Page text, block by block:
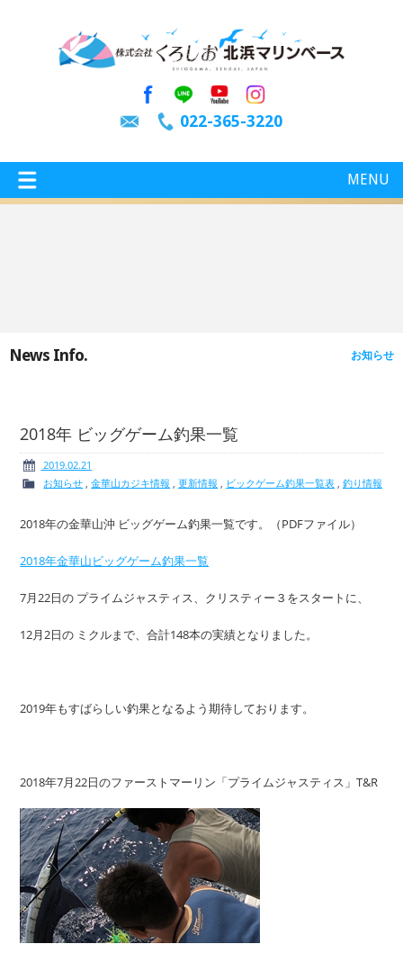
022-365-3220
MENU
ボート免許 レンタルボート
サービス案内 イベント情報
News Info. お知らせ
2018年 ビッグゲーム釣果一覧
2019.02.21
お知らせ ,金華山カジキ情報 ,更新情報 ビックゲーム釣果一覧表, 釣り情報
2018年の金華山沖 ビッグゲーム釣果一覧です。（PDFファイル）
2018年金華山ビッグゲーム釣果一覧
7月22日の プライムジャスティス、クリスティー３をスタートに、
12月2日の ミクルまで、合計148本の実績となりました。
2019年もすばらしい釣果となるよう期待しております。
2018年7月22日のファーストマーリン「プライムジャスティス」T&R